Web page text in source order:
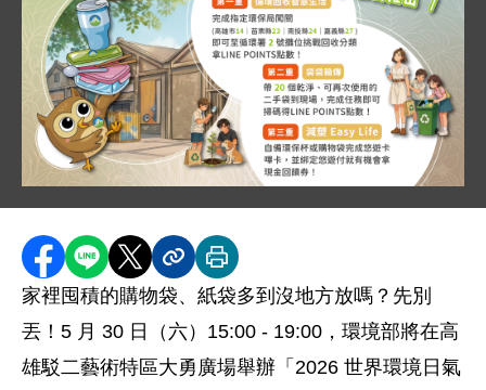
分享至 Facebook
分享到 LINE
分享到 X分享內容連結
列印本頁
家裡囤積的購物袋、紙袋多到沒地方放嗎？先別
丟！5 月 30 日（六）15:00 - 19:00，環境部將在高
雄駁二藝術特區大勇廣場舉辦「2026 世界環境日氣